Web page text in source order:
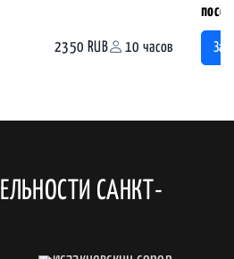
2350 RUB 10 часов
САНКТ-